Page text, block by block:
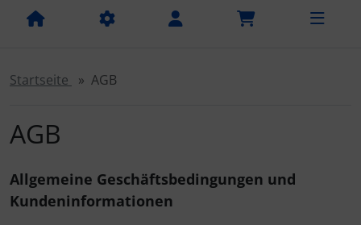
Startseite AGB
AGB
Allgemeine Geschäftsbedingungen und
Kundeninformationen